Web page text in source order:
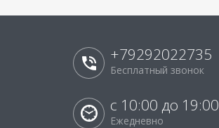
+79292022735
Бесплатный звонок
с 10:00 до 19:00
Ежедневно